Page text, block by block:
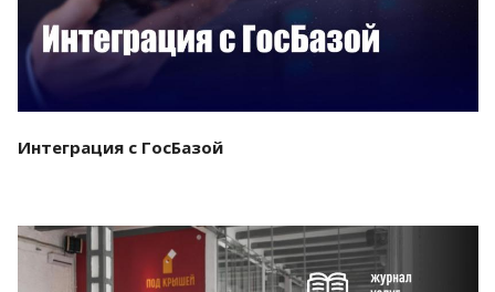
Интеграция с ГосБазой